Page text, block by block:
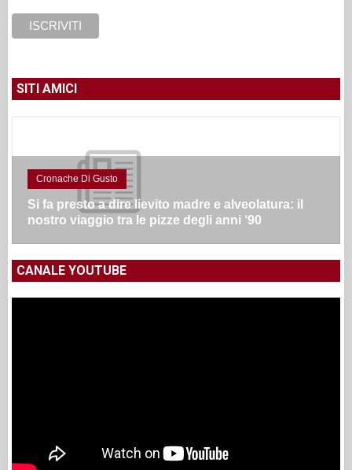
SITI AMICI
Cronache Di Gusto
Si fa presto a dire lievito madre e alveolatura: il
nostro viaggio tra le pizze degli anni ‘90
CANALE YOUTUBE